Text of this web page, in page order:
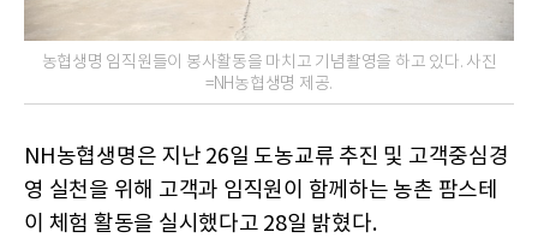
농협생명 임직원들이 봉사활동을 마치고 기념촬영을 하고 있다. 사진
=NH농협생명 제공.
NH농협생명은 지난 26일 도농교류 추진 및 고객중심경
영 실천을 위해 고객과 임직원이 함께하는 농촌 팜스테
이 체험 활동을 실시했다고 28일 밝혔다.